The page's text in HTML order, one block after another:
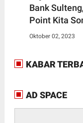
Bank
Point Kita
Oktober 02, 2023
KABAR
AD SPACE